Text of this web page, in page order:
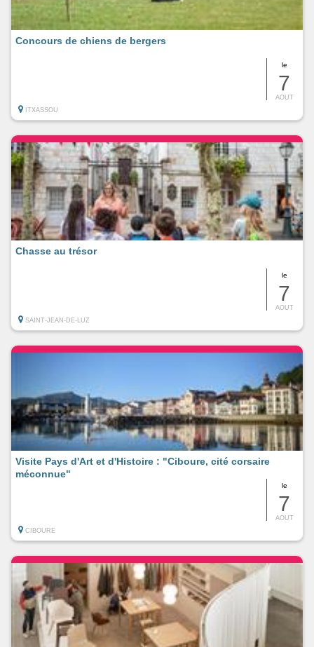
le
7
AOUT
Concours de chiens de bergers
ITXASSOU
le
7
AOUT
Chasse au trésor
SAINT-JEAN-DE-LUZ
le
7
AOUT
Visite Pays d'Art et d'Histoire : "Ciboure, cité corsaire
méconnue"
CIBOURE